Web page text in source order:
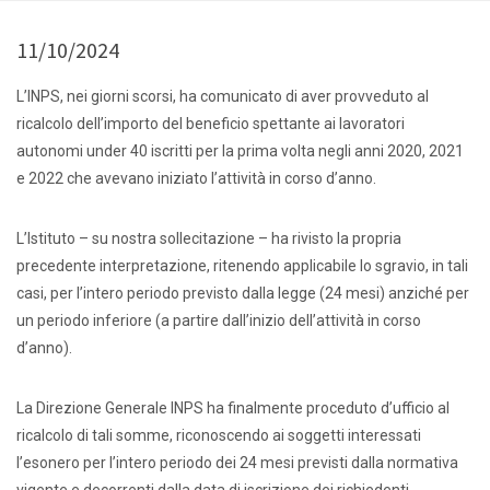
11/10/2024
L’INPS, nei giorni scorsi, ha comunicato di aver provveduto al
ricalcolo dell’importo del beneficio spettante ai lavoratori
autonomi under 40 iscritti per la prima volta negli anni 2020, 2021
e 2022 che avevano iniziato l’attività in corso d’anno.
L’Istituto – su nostra sollecitazione – ha rivisto la propria
precedente interpretazione, ritenendo applicabile lo sgravio, in tali
casi, per l’intero periodo previsto dalla legge (24 mesi) anziché per
un periodo inferiore (a partire dall’inizio dell’attività in corso
d’anno).
La Direzione Generale INPS ha finalmente proceduto d’ufficio al
ricalcolo di tali somme, riconoscendo ai soggetti interessati
l’esonero per l’intero periodo dei 24 mesi previsti dalla normativa